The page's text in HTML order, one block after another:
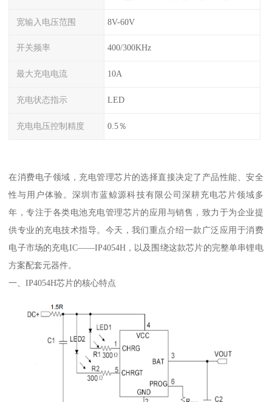
宽输入电压范围 8V-60V
开关频率 400/300KHz
最大充电电流 10A
充电状态指示 LED
充电电压控制精度 0.5％
在消费电子领域，充电管理芯片的选择直接决定了产品性能、安全
性与用户体验。深圳市蓝鲸源科技有限公司深耕充电芯片领域多
年，专注于各类电池充电管理芯片的应用与销售，致力于为企业提
供专业的充电技术指导。今天，我们重点介绍一款广泛应用于消费
电子市场的充电IC——IP4054H，以及围绕这款芯片的完整单串锂电
方案配套元器件。
一、IP4054H芯片的核心特点